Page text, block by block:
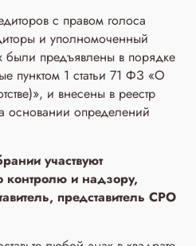
с правом голоса
и уполномоченный
были предъявлены в порядке
пунктом 1 статьи 71 ФЗ «О
и внесены в реестр
основании определений
участвуют
контролю и надзору,
представитель СРО